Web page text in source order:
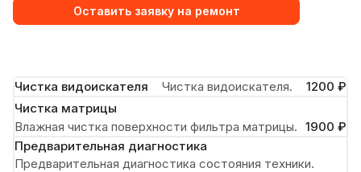
Оставить заявку на ремонт
Чистка видоискателя Чистка видоискателя.
1200 ₽
Чистка матрицы
Влажная чистка поверхности фильтра матрицы. 1900 ₽
Предварительная диагностика
Предварительная диагностика состояния техники.